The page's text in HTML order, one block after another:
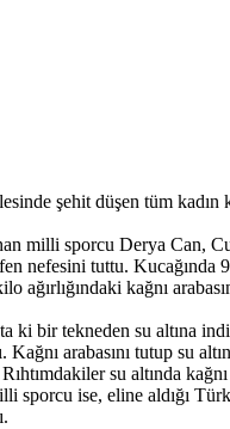
şehit düşen tüm kadın
milli sporcu Derya Can,
nefesini tuttu. Kucağında
ağırlığındaki kağnı
ki bir tekneden su altına
arabasını tutup su
su altında
ise, eline aldığı Türk